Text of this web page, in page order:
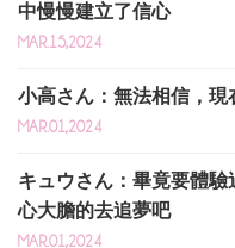
中慢慢建立了信心
MAR.15,2024
小高さん：無法相信，
MAR.01,2024
キュウさん：畢竟要體
心大膽的去追夢吧
MAR.01,2024